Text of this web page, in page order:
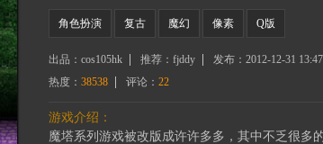
角色扮演 复古 魔幻 像素 Q版
出品： cos105hk 推荐： fjddy 发布： 2012-12-31
热度： 38538 评论： 22
游戏介绍：
魔塔系列游戏被改版成许许多多，其中不乏很多